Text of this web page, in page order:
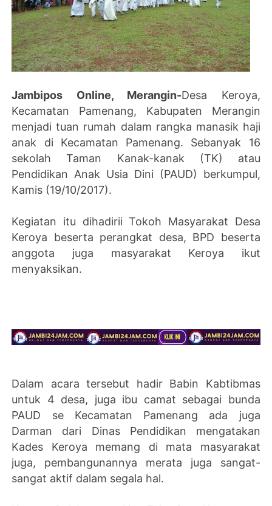
Jambipos Online, Merangin-Desa Keroya,
Kecamatan Pamenang, Kabupaten Merangin
menjadi tuan rumah dalam rangka manasik haji
anak di Kecamatan Pamenang. Sebanyak 16
sekolah Taman Kanak-kanak (TK) atau
Pendidikan Anak Usia Dini (PAUD) berkumpul,
Kamis (19/10/2017).
Kegiatan itu dihadirii Tokoh Masyarakat Desa
Keroya beserta perangkat desa, BPD beserta
anggota juga masyarakat Keroya ikut
menyaksikan.
Dalam acara tersebut hadir Babin Kabtibmas
untuk 4 desa, juga ibu camat sebagai bunda
PAUD se Kecamatan Pamenang ada juga
Darman dari Dinas Pendidikan mengatakan
Kades Keroya memang di mata masyarakat
juga, pembangunannya merata juga sangat-
sangat aktif dalam segala hal.